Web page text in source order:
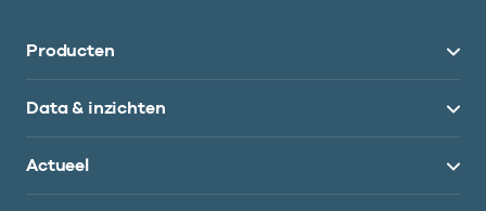
Producten
Data & inzichten
Actueel